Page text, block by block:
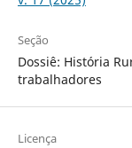
Seção
Dossiê: História
trabalhadores
Licença